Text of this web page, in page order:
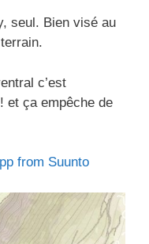
seul. Bien visé au
c’est
et ça empêche de
from Suunto